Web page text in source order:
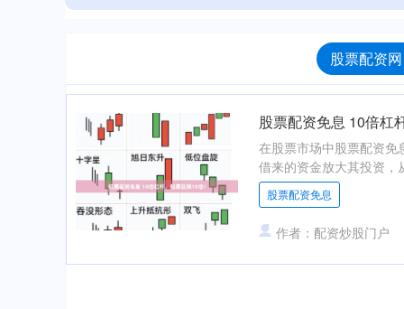
股票配资
股票配资免息 10倍杠
在股票市场中股票配资免
借来的资金放大其投资
股票配资免息
作者：配资炒股门户